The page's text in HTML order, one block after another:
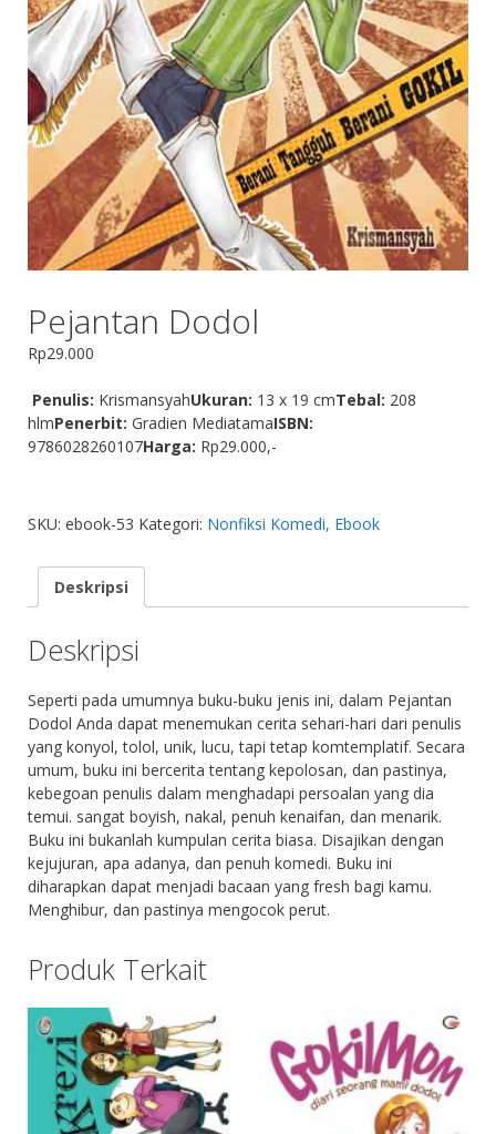
Pejantan Dodol
Rp29.000
Penulis: KrismansyahUkuran: 13 x 19 cmTebal: 208
hlmPenerbit: Gradien MediatamaISBN:
9786028260107Harga: Rp29.000,-
SKU: ebook-53 Kategori: Nonfiksi Komedi, Ebook
Deskripsi
Deskripsi
Seperti pada umumnya buku-buku jenis ini, dalam Pejantan
Dodol Anda dapat menemukan cerita sehari-hari dari penulis
yang konyol, tolol, unik, lucu, tapi tetap komtemplatif. Secara
umum, buku ini bercerita tentang kepolosan, dan pastinya,
kebegoan penulis dalam menghadapi persoalan yang dia
temui. sangat boyish, nakal, penuh kenaifan, dan menarik.
Buku ini bukanlah kumpulan cerita biasa. Disajikan dengan
kejujuran, apa adanya, dan penuh komedi. Buku ini
diharapkan dapat menjadi bacaan yang fresh bagi kamu.
Menghibur, dan pastinya mengocok perut.
Produk Terkait